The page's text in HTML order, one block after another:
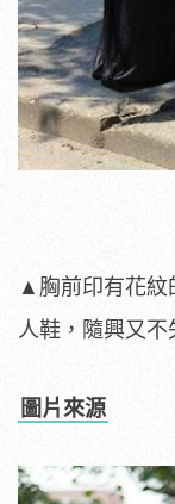
▲胸前印有花紋
人鞋，隨興又不
圖片來源